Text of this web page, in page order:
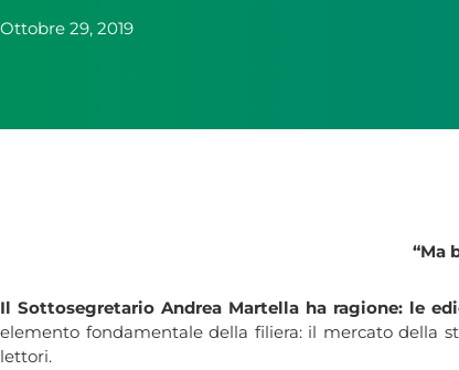
Ottobre 29, 2019
“Ma
Il Sottosegretario Andrea Martella ha ragione: le
elemento fondamentale della filiera: il mercato della
lettori.